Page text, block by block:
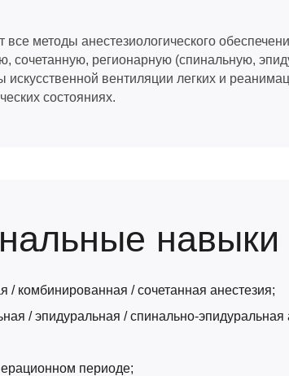
методы анестезиологического
сочетанную, регионарную (спинальную,
вентиляции легких и
состояниях.
навыки
/ комбинированная / сочетанная анестезия;
/ эпидуральная / спинально-эпидуральная
периоде;